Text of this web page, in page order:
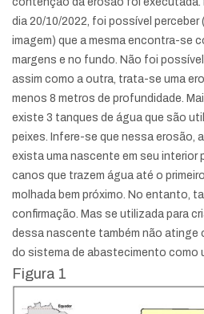
dia 20/10/2022, foi possível perceber
imagem) que a mesma encontra-se
margens e no fundo. Não foi
assim como a outra, trata-se uma
menos 8 metros de profundidade.
existe 3 tanques de água que são
peixes. Infere-se que nessa erosão,
exista uma nascente em seu interior
canos que trazem água até o
molhada bem próximo. No entanto,
confirmação. Mas se utilizada para
dessa nascente também não atinge
do sistema de abastecimento como
Figura 1